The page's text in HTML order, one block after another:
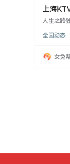
上海
靠团队
人生之路
择。上海
变能力，
长机会。
全国动态
女兔